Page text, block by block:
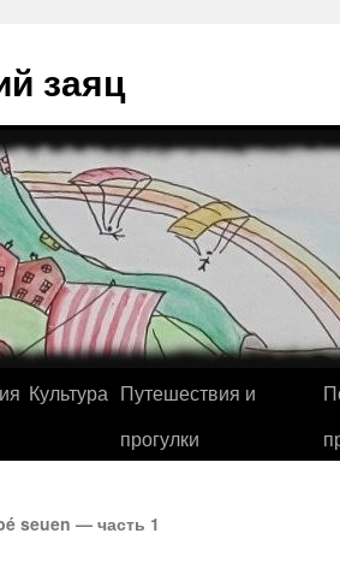
заяц
Культура Путешествия и
прогулки
seuen — часть 1